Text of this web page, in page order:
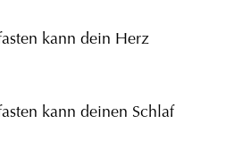
kann dein Herz
kann deinen Schlaf